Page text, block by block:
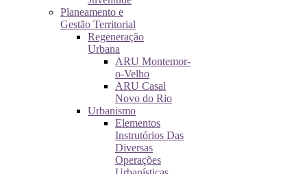
Planeamento e
Gestão Territorial
Regeneração
Urbana
ARU Montemor-
o-Velho
ARU Casal
Novo do Rio
Urbanismo
Elementos
Instrutórios Das
Diversas
Operações